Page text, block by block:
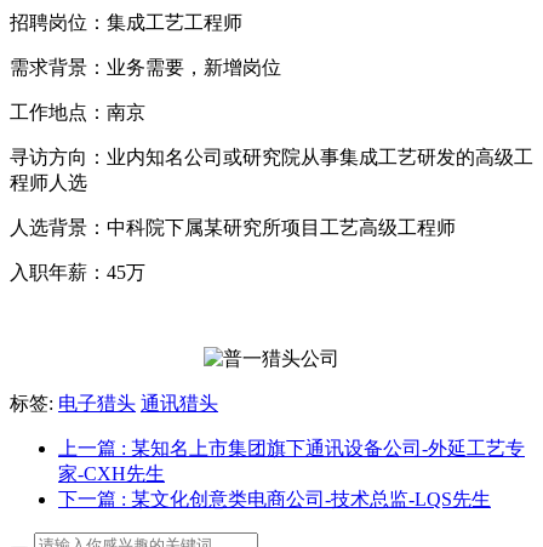
招聘岗位：集成工艺工程师
需求背景：业务需要，新增岗位
工作地点：南京
寻访方向：业内知名公司或研究院从事集成工艺研发的高级工
程师人选
人选背景：中科院下属某研究所项目工艺高级工程师
入职年薪：45万
标签: 电子猎头 通讯猎头
上一篇 : 某知名上市集团旗下通讯设备公司-外延工艺专
家-CXH先生
下一篇 : 某文化创意类电商公司-技术总监-LQS先生